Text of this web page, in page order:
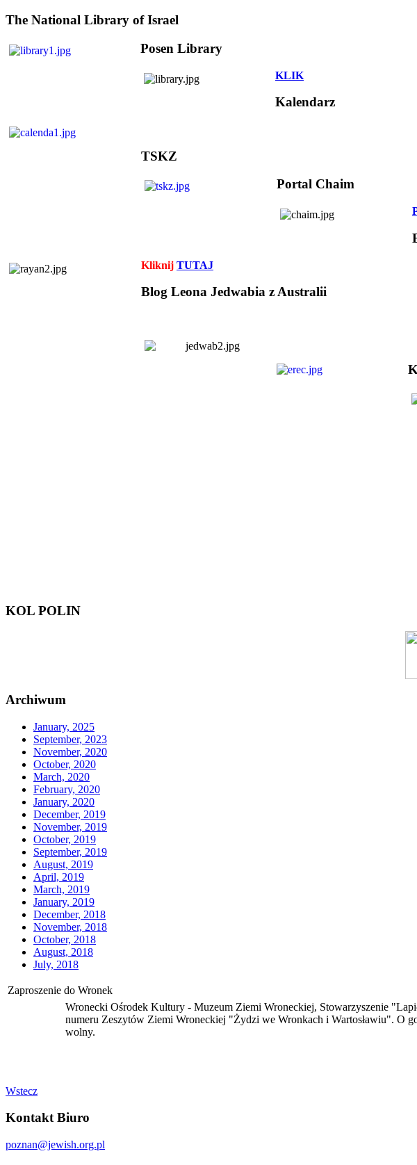
The National Library of Israel
Posen Library
KLIK
Kalendarz
TSKZ
Portal Chaim
Kliknij TUTAJ
Blog Leona Jedwabia z Australii
KOL POLIN
Archiwum
January, 2025
September, 2023
November, 2020
October, 2020
March, 2020
February, 2020
January, 2020
December, 2019
November, 2019
October, 2019
September, 2019
August, 2019
April, 2019
March, 2019
January, 2019
December, 2018
November, 2018
October, 2018
August, 2018
July, 2018
Zaproszenie do Wronek
Wronecki Ośrodek Kultury - Muzeum Ziemi Wroneckiej, Stowarzyszenie
numeru Zeszytów Ziemi Wroneckiej "Żydzi we Wronkach i Wartosławiu". O
wolny.
Wstecz
Kontakt Biuro
poznan@jewish.org.pl